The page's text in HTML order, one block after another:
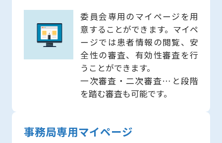
委員会専用のマイページを用
意することができます。マイペ
ージでは患者情報の閲覧、安
全性の審査、有効性審査を行
うことができます。
一次審査・二次審査…と段階
を踏む審査も可能です。
事務局専用マイページ